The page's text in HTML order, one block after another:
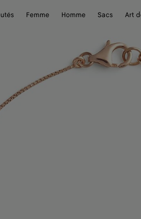
Femme Homme Sacs Art